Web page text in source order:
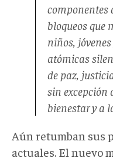
componentes
bloqueos que
niños,
atómicas
de paz,
sin excepción
bienestar y a
Aún retumban sus
actuales. El nuevo